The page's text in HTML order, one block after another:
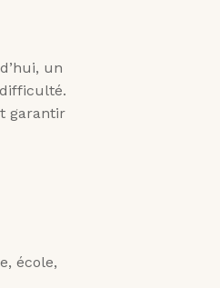
un
difficulté.
garantir
école,